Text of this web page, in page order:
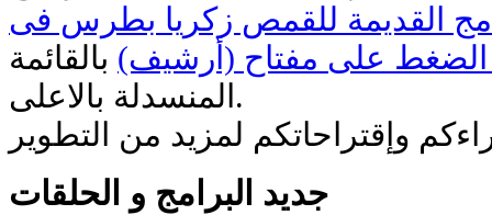
القديمة للقمص زكريا بطرس فى
الضغط على مفتاح (أرشيف) بالقائمة
المنسدلة بالاعلى.
جديد البرامج و الحلقات